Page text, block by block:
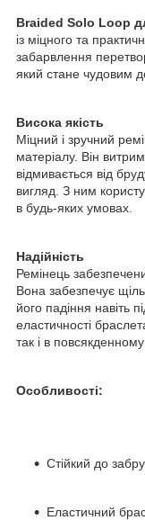
Braided Solo Loop
із міцного та
забарвлення
який стане чудовим
Висока якість
Міцний і зручний
матеріалу. Він
відмивається від
вигляд. З ним
в будь-яких умовах.
Надійність
Ремінець
Вона забезпечує
його падіння навіть
еластичності
так і в повсякденному
Особливості:
Стійкий до
Еластичний